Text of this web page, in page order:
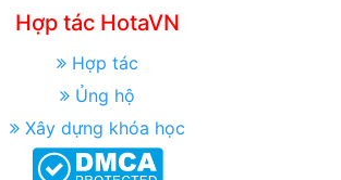
Hợp tác HotaVN
Hợp tác
Ủng hộ
Xây dựng khóa học